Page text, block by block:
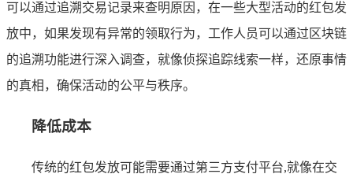
可以通过追溯交易记录来查明原因，在一些大型活动的红包发
放中，如果发现有异常的领取行为，工作人员可以通过区块链
的追溯功能进行深入调查，就像侦探追踪线索一样，还原事情
的真相，确保活动的公平与秩序。
降低成本
传统的红包发放可能需要通过第三方支付平台,就像在交